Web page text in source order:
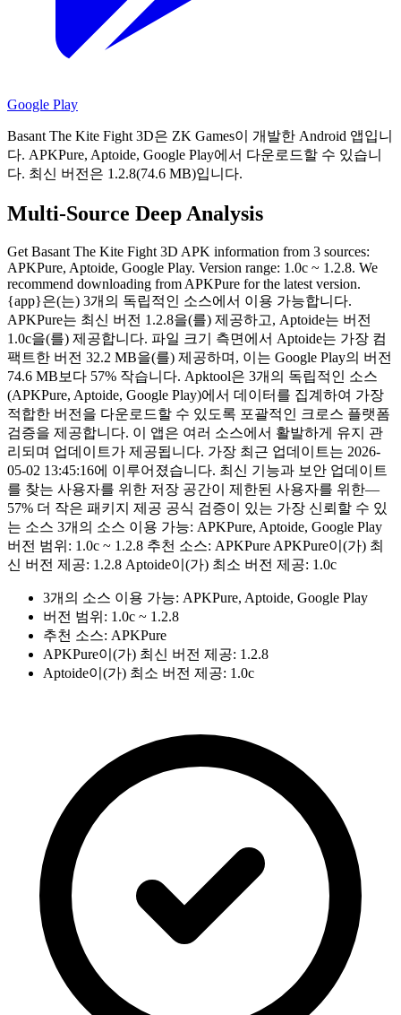
Google Play
Basant The Kite Fight 3D은 ZK Games이 개발한 Android 앱입니
다. APKPure, Aptoide, Google Play에서 다운로드할 수 있습니
다. 최신 버전은 1.2.8(74.6 MB)입니다.
Multi-Source Deep Analysis
Get Basant The Kite Fight 3D APK information from 3 sources:
APKPure, Aptoide, Google Play. Version range: 1.0c ~ 1.2.8. We
recommend downloading from APKPure for the latest version.
{app}은(는) 3개의 독립적인 소스에서 이용 가능합니다.
APKPure는 최신 버전 1.2.8을(를) 제공하고, Aptoide는 버전
1.0c을(를) 제공합니다. 파일 크기 측면에서 Aptoide는 가장 컴
팩트한 버전 32.2 MB을(를) 제공하며, 이는 Google Play의 버전
74.6 MB보다 57% 작습니다. Apktool은 3개의 독립적인 소스
(APKPure, Aptoide, Google Play)에서 데이터를 집계하여 가장
적합한 버전을 다운로드할 수 있도록 포괄적인 크로스 플랫폼
검증을 제공합니다. 이 앱은 여러 소스에서 활발하게 유지 관
리되며 업데이트가 제공됩니다. 가장 최근 업데이트는 2026-
05-02 13:45:16에 이루어졌습니다. 최신 기능과 보안 업데이트
를 찾는 사용자를 위한 저장 공간이 제한된 사용자를 위한—
57% 더 작은 패키지 제공 공식 검증이 있는 가장 신뢰할 수 있
는 소스 3개의 소스 이용 가능: APKPure, Aptoide, Google Play
버전 범위: 1.0c ~ 1.2.8 추천 소스: APKPure APKPure이(가) 최
신 버전 제공: 1.2.8 Aptoide이(가) 최소 버전 제공: 1.0c
3개의 소스 이용 가능: APKPure, Aptoide, Google Play
버전 범위: 1.0c ~ 1.2.8
추천 소스: APKPure
APKPure이(가) 최신 버전 제공: 1.2.8
Aptoide이(가) 최소 버전 제공: 1.0c